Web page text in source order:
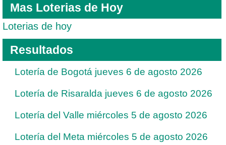
Mas Loterias de Hoy
Loterias de hoy
Resultados
Lotería de Bogotá jueves 6 de agosto 2026
Lotería de Risaralda jueves 6 de agosto 2026
Lotería del Valle miércoles 5 de agosto 2026
Lotería del Meta miércoles 5 de agosto 2026